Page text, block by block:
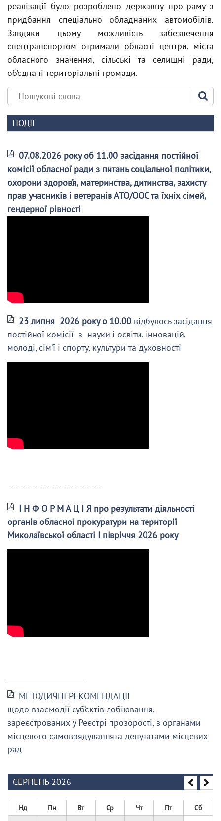
реалізації було розроблено державну програму з
придбання спеціально обладнаних автомобілів.
Завдяки цьому можливість забезпечення
спецтранспортом отримали обласні центри, міста
обласного значення, сільські та селищні ради,
об’єднані територіальні громади.
ПОДІЇ
07.08.2026 року об 11.00 засідання постійної
комісії обласної ради з питань соціальної політики,
охорони здоров’я, материнства, дитинства, захисту
прав учасників і ветеранів АТО/ООС та їхніх сімей,
гендерної рівності
23 липня 2026 року о 10.00 відбулось засідання
постійної комісії з науки і освіти, інновацій,
молоді, сім’ї і спорту, культури та духовності
--------------------------------
І Н Ф О Р М А Ц І Я про результати діяльності
органів обласної прокуратури на території
Миколаївської області І півріччя 2026 року
МЕТОДИЧНІ РЕКОМЕНДАЦІЇ
щодо взаємодії суб’єктів лобіювання,
зареєстрованих у Реєстрі прозорості, з органами
місцевого самоврядуваннята депутатами місцевих
рад
СЕРПЕНЬ 2026
Нд Пн Вт Ср Чт Пт Сб